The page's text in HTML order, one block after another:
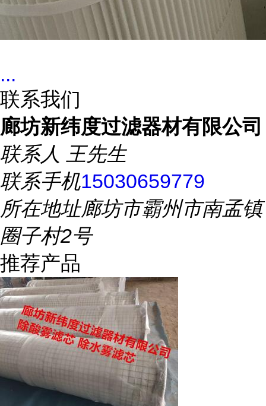
...
联系我们
廊坊新纬度过滤器材有限公司
联系人 王先生
联系手机15030659779
所在地址廊坊市霸州市南孟镇
圈子村2号
推荐产品